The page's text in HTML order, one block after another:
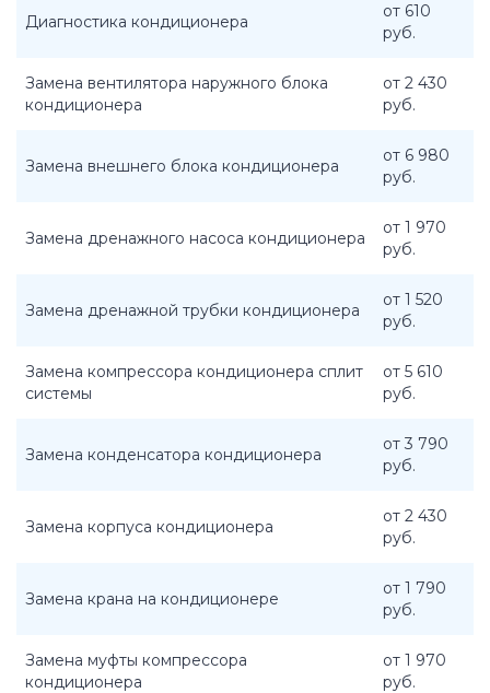
Диагностика кондиционера
от 610
руб.
Замена вентилятора наружного блока
кондиционера
от 2 430
руб.
Замена внешнего блока кондиционера
от 6 980
руб.
Замена дренажного насоса кондиционера
от 1 970
руб.
Замена дренажной трубки кондиционера
от 1 520
руб.
Замена компрессора кондиционера сплит
системы
от 5 610
руб.
Замена конденсатора кондиционера
от 3 790
руб.
Замена корпуса кондиционера
от 2 430
руб.
Замена крана на кондиционере
от 1 790
руб.
Замена муфты компрессора
кондиционера
от 1 970
руб.